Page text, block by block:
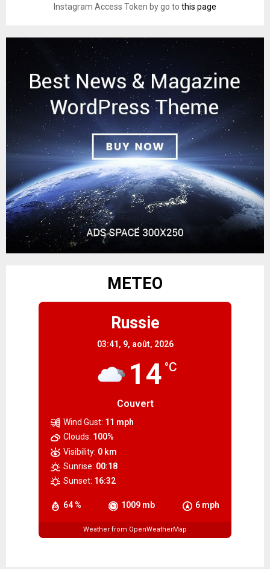
Instagram Access Token by go to this page
METEO
Russie
03:41, 9, août, 2026
14 °C
Couvert
64 % 1009 mb 6 mph
Wind Gust: 11 mph
Clouds: 100%
Visibility: 0 km
Sunrise: 00:18
Sunset: 16:32
Weather from OpenWeatherMap